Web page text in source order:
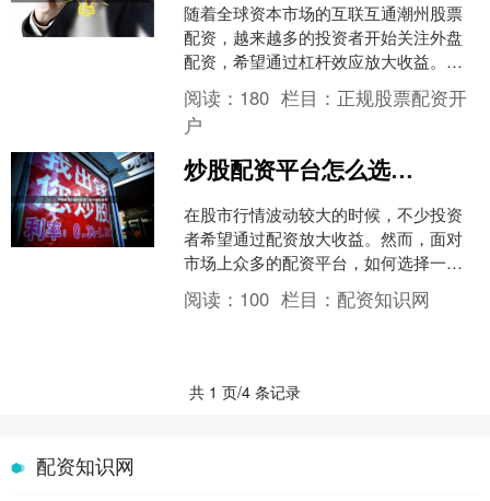
随着全球资本市场的互联互通潮州股票
配资，越来越多的投资者开始关注外盘
配资，希望通过杠杆效应放大收益。然
而，外盘配资市场鱼龙混杂，选择不当
不仅可能损失本金，还可能....
阅读： 180 栏目： 正规股票配资开
户
炒股配资平台怎么选？新手避坑指南
在股市行情波动较大的时候，不少投资
者希望通过配资放大收益。然而，面对
市场上众多的配资平台，如何选择一家
安全可靠的平台，成为新手入门前必须
掌握的技能。本文从五个核....
阅读： 100 栏目：配资知识网
共 1 页/4 条记录
配资知识网